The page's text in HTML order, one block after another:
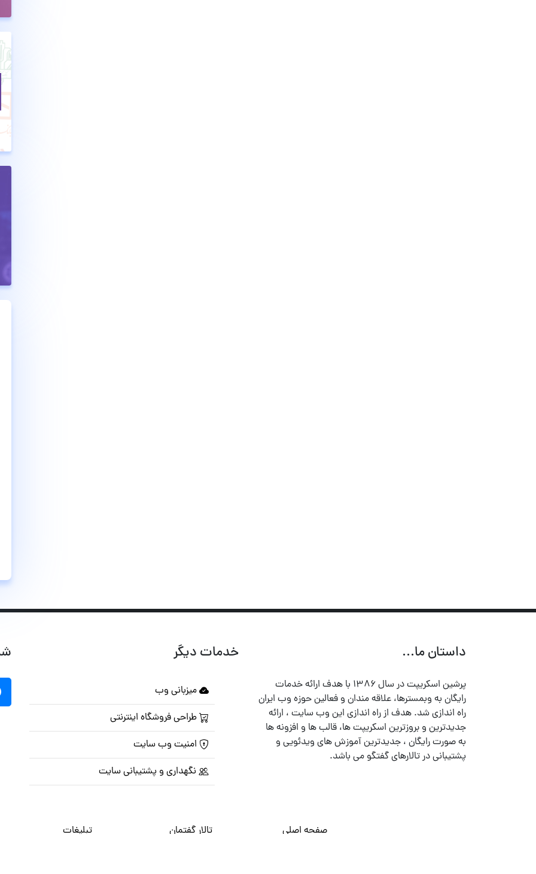
داستان ما...
پرشین اسکریپت در سال ۱۳۸۶ با هدف ارائه خدمات
رایگان به وبمسترها، علاقه مندان و فعالین حوزه وب ایران
راه اندازی شد. هدف از راه اندازی این وب سایت ، ارائه
جدیدترین و بروزترین اسکریپت ها، قالب ها و افزونه ها
به صورت رایگان ، جدیدترین آموزش های ویدئویی و
پشتیبانی در تالارهای گفتگو می باشد.
خدمات دیگر
میزبانی وب
طراحی فروشگاه اینترنتی
امنیت وب سایت
نگهداری و پشتیبانی سایت
صفحه اصلی تالار گفتمان تبلیغات